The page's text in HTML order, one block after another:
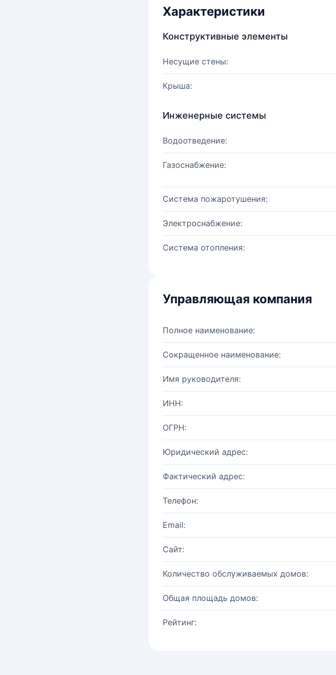
Характеристики
Конструктивные элементы
Несущие стены:
Крыша:
Инженерные системы
Водоотведение:
Газоснабжение:
Система пожаротушения:
Электроснабжение:
Система отопления:
Управляющая компания
Полное наименование:
Сокращенное наименование:
Имя руководителя:
ИНН:
ОГРН:
Юридический адрес:
Фактический адрес:
Телефон:
Email:
Сайт:
Количество обслуживаемых домов:
Общая площадь домов:
Рейтинг: